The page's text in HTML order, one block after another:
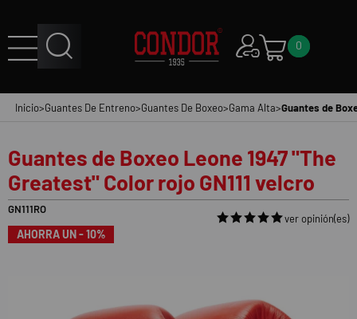
0
Inicio>Guantes De Entreno>Guantes De Boxeo>Gama Alta>Guantes de
Guantes de Boxeo Leone 1947 "The
Greatest" Color rojo GN111 velcro
GN111RO
ver opinión(es)
AHORRA UN - 10%